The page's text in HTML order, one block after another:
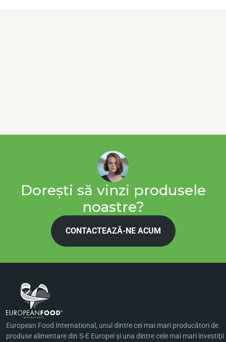
Dorești să vinzi produsele
noastre?
CONTACTEAZĂ-NE ACUM
European Food International, unul dintre cei mai mari producători de
produse alimentare din S-E Europei şi una dintre cele mai mari investiţii